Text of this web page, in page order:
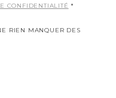
CONFIDENTIALITÉ *
RIEN MANQUER DES